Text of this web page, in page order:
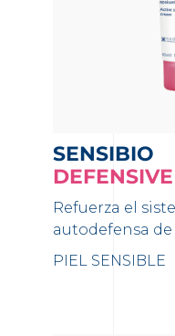
SENSIBIO
Refuerza el
autodefensa
PIEL SENSIBLE